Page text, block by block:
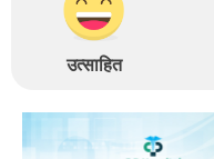
उत्साहित